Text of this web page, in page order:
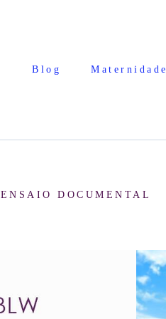
Blog Maternidade
ENSAIO DOCUMENTAL